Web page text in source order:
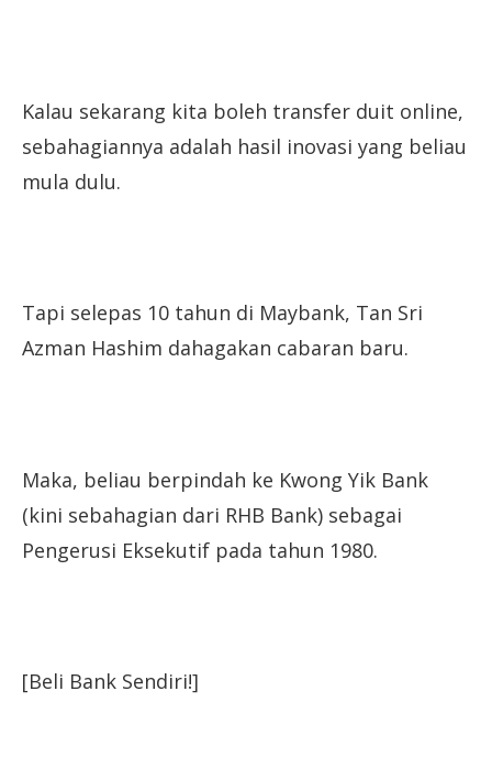
Kalau sekarang kita boleh transfer duit online,
sebahagiannya adalah hasil inovasi yang beliau
mula dulu.
Tapi selepas 10 tahun di Maybank, Tan Sri
Azman Hashim dahagakan cabaran baru.
Maka, beliau berpindah ke Kwong Yik Bank
(kini sebahagian dari RHB Bank) sebagai
Pengerusi Eksekutif pada tahun 1980.
[Beli Bank Sendiri!]